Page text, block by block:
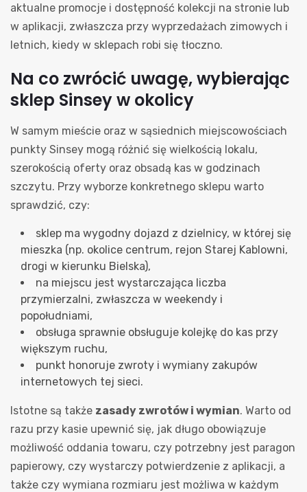
aktualne promocje i dostępność kolekcji na stronie lub
w aplikacji, zwłaszcza przy wyprzedażach zimowych i
letnich, kiedy w sklepach robi się tłoczno.
Na co zwrócić uwagę, wybierając
sklep Sinsey w okolicy
W samym mieście oraz w sąsiednich miejscowościach
punkty Sinsey mogą różnić się wielkością lokalu,
szerokością oferty oraz obsadą kas w godzinach
szczytu. Przy wyborze konkretnego sklepu warto
sprawdzić, czy:
sklep ma wygodny dojazd z dzielnicy, w której się
mieszka (np. okolice centrum, rejon Starej Kablowni,
drogi w kierunku Bielska),
na miejscu jest wystarczająca liczba
przymierzalni, zwłaszcza w weekendy i
popołudniami,
obsługa sprawnie obsługuje kolejkę do kas przy
większym ruchu,
punkt honoruje zwroty i wymiany zakupów
internetowych tej sieci.
Istotne są także zasady zwrotów i wymian. Warto od
razu przy kasie upewnić się, jak długo obowiązuje
możliwość oddania towaru, czy potrzebny jest paragon
papierowy, czy wystarczy potwierdzenie z aplikacji, a
także czy wymiana rozmiaru jest możliwa w każdym